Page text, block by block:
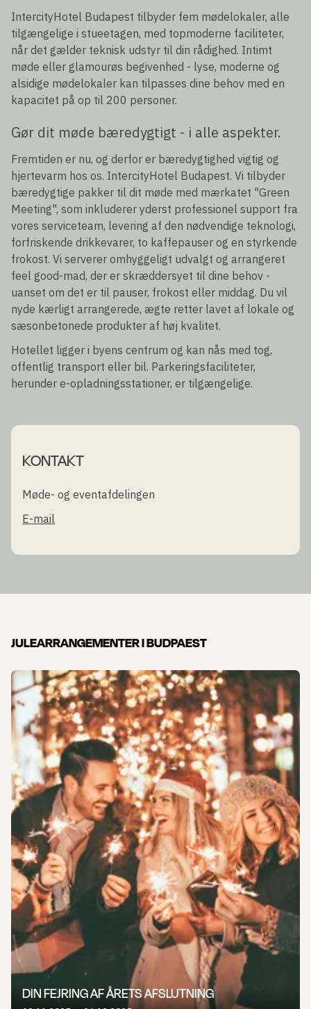
IntercityHotel Budapest tilbyder fem mødelokaler, alle
tilgængelige i stueetagen, med topmoderne faciliteter,
når det gælder teknisk udstyr til din rådighed. Intimt
møde eller glamourøs begivenhed - lyse, moderne og
alsidige mødelokaler kan tilpasses dine behov med en
kapacitet på op til 200 personer.
Gør dit møde bæredygtigt - i alle aspekter.
Fremtiden er nu, og derfor er bæredygtighed vigtig og
hjertevarm hos os. IntercityHotel Budapest. Vi tilbyder
bæredygtige pakker til dit møde med mærkatet "Green
Meeting", som inkluderer yderst professionel support fra
vores serviceteam, levering af den nødvendige teknologi,
forfriskende drikkevarer, to kaffepauser og en styrkende
frokost. Vi serverer omhyggeligt udvalgt og arrangeret
feel good-mad, der er skræddersyet til dine behov -
uanset om det er til pauser, frokost eller middag. Du vil
nyde kærligt arrangerede, ægte retter lavet af lokale og
sæsonbetonede produkter af høj kvalitet.
Hotellet ligger i byens centrum og kan nås med tog,
offentlig transport eller bil. Parkeringsfaciliteter,
herunder e-opladningsstationer, er tilgængelige.
KONTAKT
Møde- og eventafdelingen
E-mail
JULEARRANGEMENTER I BUDPAEST
Slide 1 af 1
DIN FEJRING AF ÅRETS AFSLUTNING